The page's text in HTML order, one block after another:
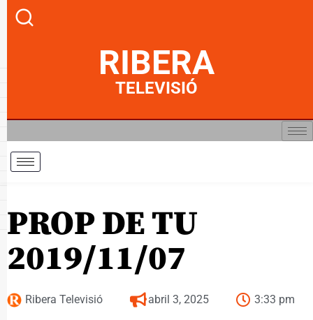
RIBERA
TELEVISIÓ
PROP DE TU
2019/11/07
Ribera Televisió abril 3, 2025 3:33 pm